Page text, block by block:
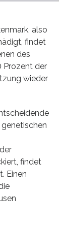
also
findet
des
Prozent der
wieder
findet
Einen